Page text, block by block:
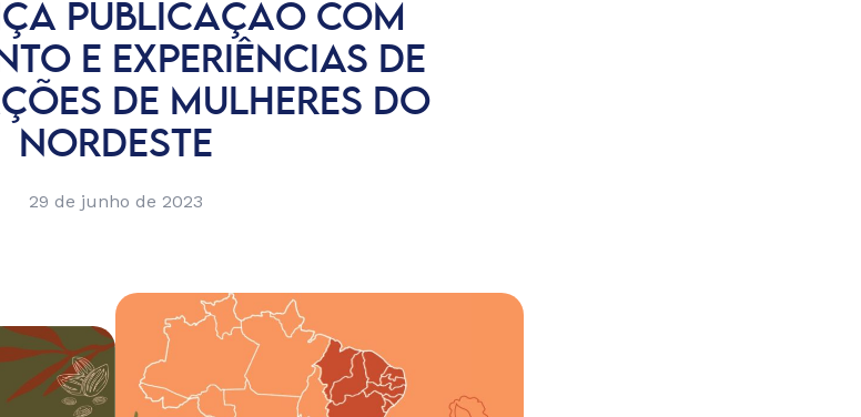
PUBLICAÇÃO COM
E EXPERIÊNCIAS DE
DE MULHERES DO
NORDESTE
29 de junho de 2023